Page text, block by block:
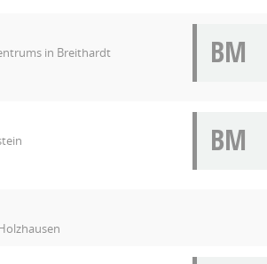
in Breithardt BM
BM